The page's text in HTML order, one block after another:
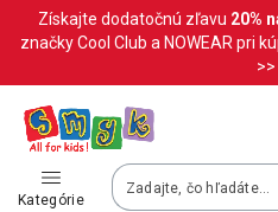
Získajte dodatočnú zľavu 20%
značky Cool Club a NOWEAR pri
>>
Kategórie
Krajina
Vyberte krajinu
Slovenská republika